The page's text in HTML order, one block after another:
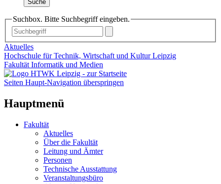
Suche
Suchbox. Bitte Suchbegriff eingeben.
Aktuelles
Hochschule für Technik, Wirtschaft und Kultur Leipzig
Fakultät Informatik und Medien
Seiten Haupt-Navigation überspringen
Hauptmenü
Fakultät
Aktuelles
Über die Fakultät
Leitung und Ämter
Personen
Technische Ausstattung
Veranstaltungsbüro